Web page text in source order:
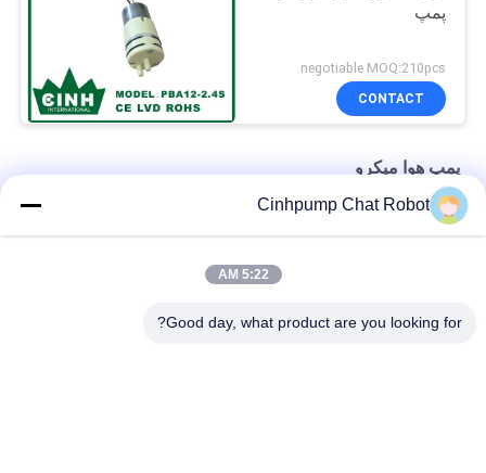
پمپ
negotiable MOQ:210pcs
CONTACT
پمپ هوا میکرو
پمپ هوا میکرو پمپ بی صدا مینی برقی با طول عمر بالا
Cinhpump Chat Robot
5:22 AM
Good day, what product are you looking for?